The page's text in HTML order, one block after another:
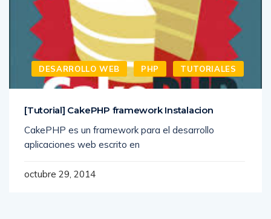
DESARROLLO WEB PHP TUTORIALES
[Tutorial] CakePHP framework Instalacion
CakePHP es un framework para el desarrollo
aplicaciones web escrito en
octubre 29, 2014